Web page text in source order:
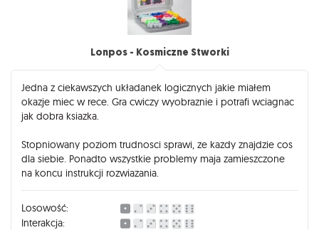
Lonpos - Kosmiczne Stworki
Jedna z ciekawszych układanek logicznych jakie miałem
okazje miec w rece. Gra cwiczy wyobraznie i potrafi wciagnac
jak dobra ksiazka.
Stopniowany poziom trudnosci sprawi, ze kazdy znajdzie cos
dla siebie. Ponadto wszystkie problemy maja zamieszczone
na koncu instrukcji rozwiazania.
Losowość:
Interakcja: